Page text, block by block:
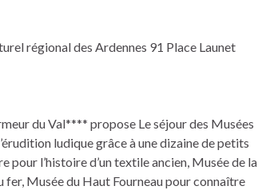
régional des Ardennes 91 Place Launet
du Val**** propose Le séjour des Musées
ludique grâce à une dizaine de petits
pour l’histoire d’un textile ancien, Musée de la
Musée du Haut Fourneau pour connaître